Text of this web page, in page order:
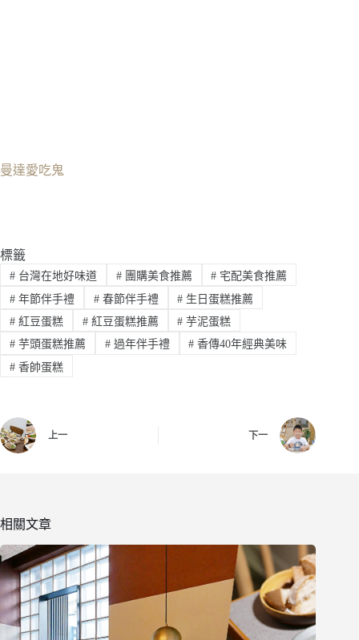
曼達愛吃鬼
標籤
#台灣在地好味道 #團購美食推薦 # 宅配美食推薦
#年節伴手禮 #春節伴手禮 # 生日蛋糕推薦
#紅豆蛋糕 #紅豆蛋糕推薦 # 芋泥蛋糕
#芋頭蛋糕推薦 #過年伴手禮 # 香傳40年經典美味
#香帥蛋糕
上一 下一
相關文章